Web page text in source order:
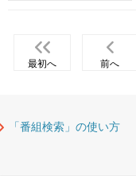
最初へ 前へ
「番組検索」の使い方